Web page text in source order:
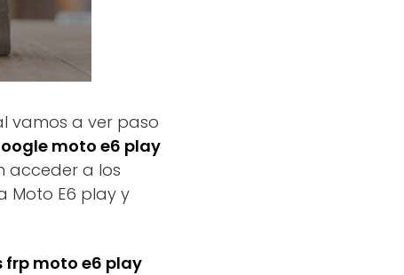
vamos a ver paso
moto e6 play
acceder a los
Moto E6 play y
frp moto e6 play